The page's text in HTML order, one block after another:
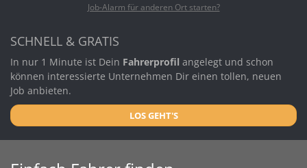
Job-Alarm für anderen Ort starten?
SCHNELL & GRATIS
In nur 1 Minute ist Dein Fahrerprofil angelegt und schon
können interessierte Unternehmen Dir einen tollen, neuen
Job anbieten.
LOS GEHT'S